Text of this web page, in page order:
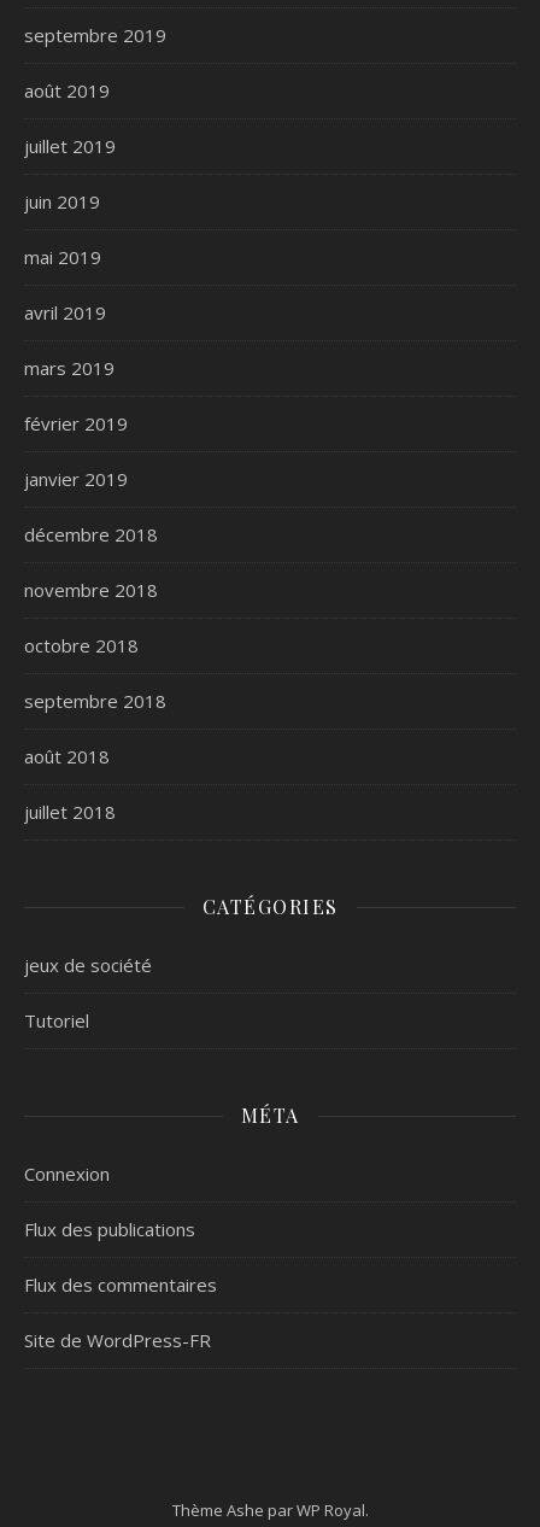
septembre 2019
août 2019
juillet 2019
juin 2019
mai 2019
avril 2019
mars 2019
février 2019
janvier 2019
décembre 2018
novembre 2018
octobre 2018
septembre 2018
août 2018
juillet 2018
CATÉGORIES
jeux de société
Tutoriel
MÉTA
Connexion
Flux des publications
Flux des commentaires
Site de WordPress-FR
Thème Ashe parWP Royal.